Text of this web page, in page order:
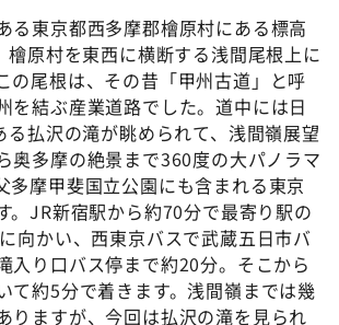
スクープ
Z塚田×福井アナ「なんでやねん！？」
えり）
～きょうの献立 何にする？～
ンなり！シーズン２
旅サラダ
ースライブ 正義のミカタ
のカタチ～
る東京都西多摩郡檜原村にある標高
原村を東西に横断する浅間尾根上に
の尾根は、その昔「甲州古道」と呼
を結ぶ産業道路でした。道中には日
払沢の滝が眺められて、浅間嶺展望
奥多摩の絶景まで360度の大パノラマ
多摩甲斐国立公園にも含まれる東京
。JR新宿駅から約70分で最寄り駅の
向かい、西東京バスで武蔵五日市バ
入り口バス停まで約20分。そこから
て約5分で着きます。浅間嶺までは幾
りますが、今回は払沢の滝を見られ